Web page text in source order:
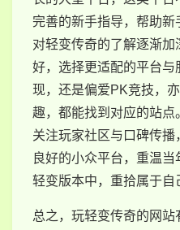
完善的新手指导，帮助
对轻变传奇的了解逐渐
好，选择更适配的平台
现，还是偏爱PK竞技，
趣，都能找到对应的站
关注玩家社区与口碑传播
良好的小众平台，重温
轻变版本中，重拾属于自
总之，玩轻变传奇的网